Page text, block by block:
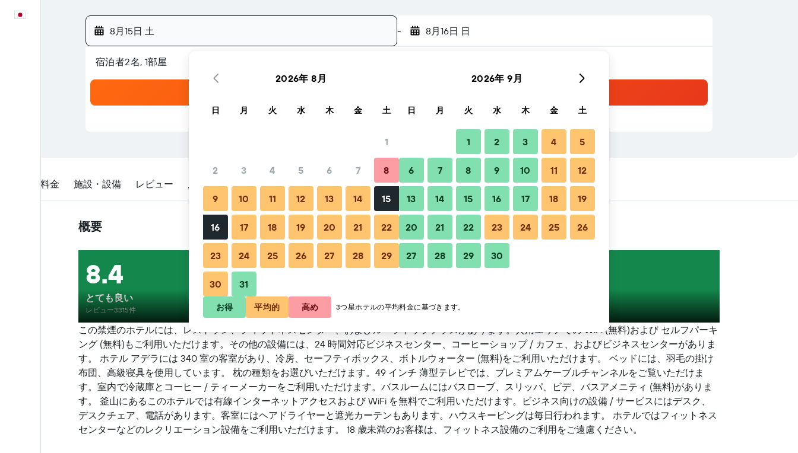
8月15日 土 - 8月16日 日
宿泊者2名, 1​部屋
料金 施設・設備 レビュー 所在地 予約時期 ヒントとよくある質問 周辺の宿泊施設
概要
この禁煙のホテルには、レストラン、フィットネスセンター、およびルーフトップテラスがあります。共用エリアでの WiFi (無料)および セルフパーキ
ング (無料)もご利用いただけます。その他の設備には、24 時間対応ビジネスセンター、コーヒーショップ / カフェ、およびビジネスセンターがありま
す。 ホテル アデラには 340 室の客室があり、冷房、セーフティボックス、ボトルウォーター (無料)をご利用いただけます。 ベッドには、羽毛の掛け
布団、高級寝具を使用しています。 枕の種類をお選びいただけます。49 インチ 薄型テレビでは、プレミアムケーブルチャンネルをご覧いただけま
す。室内で冷蔵庫とコーヒー / ティーメーカーをご利用いただけます。バスルームにはバスローブ、スリッパ、ビデ、バスアメニティ (無料)がありま
す。 釜山にあるこのホテルでは有線インターネットアクセスおよび WiFi を無料でご利用いただけます。ビジネス向けの設備 / サービスにはデスク、
デスクチェア、電話があります。客室にはヘアドライヤーと遮光カーテンもあります。ハウスキーピングは毎日行われます。 ホテルではフィットネス
センターなどのレクリエーション設備をご利用いただけます。 18 歳未満のお客様は、フィットネス設備のご利用をご遠慮ください。
8.4
とても良い
レビュー3315件
2026年 8月
日 月 火 水 木 金 土
1
2 3 4 5 6 7 8
9 10 11 12 13 14 15
16 17 18 19 20 21 22
23 24 25 26 27 28 29
30 31
2026年 9月
日 月 火 水 木 金 土
1 2 3 4 5
6 7 8 9 10 11 12
13 14 15 16 17 18 19
20 21 22 23 24 25 26
27 28 29 30
お得 平均的 高め 3つ星ホテルの平均料金に基づきます。